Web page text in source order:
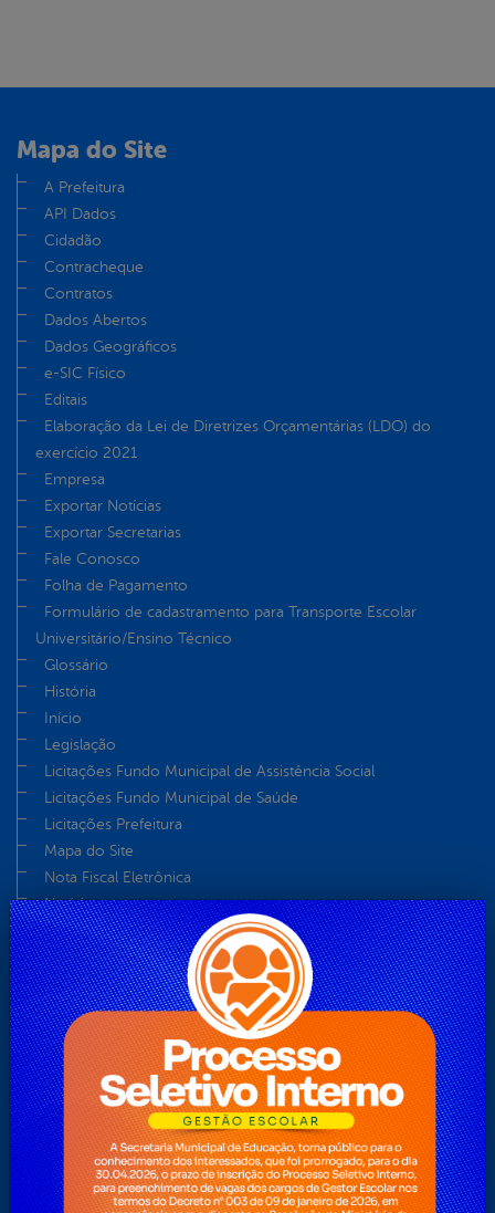
Mapa do Site
A Prefeitura
API Dados
Cidadão
Contracheque
Contratos
Dados Abertos
Dados Geográficos
e-SIC Físico
Editais
Elaboração da Lei de Diretrizes Orçamentárias (LDO) do
exercício 2021
Empresa
Exportar Notícias
Exportar Secretarias
Fale Conosco
Folha de Pagamento
Formulário de cadastramento para Transporte Escolar
Universitário/Ensino Técnico
Glossário
História
Início
Legislação
Licitações Fundo Municipal de Assistência Social
Licitações Fundo Municipal de Saúde
Licitações Prefeitura
Mapa do Site
Nota Fiscal Eletrônica
Notícias
O Prefeito
Ouvidoria
Perguntas Frequentes
Pesquisa
Pesquisas
Plano Nacional Aldir Blanc – PNAB
Servidor
Teclas de Acessibilidades
Telefones Úteis
Telefones Úteis
Transparência 2